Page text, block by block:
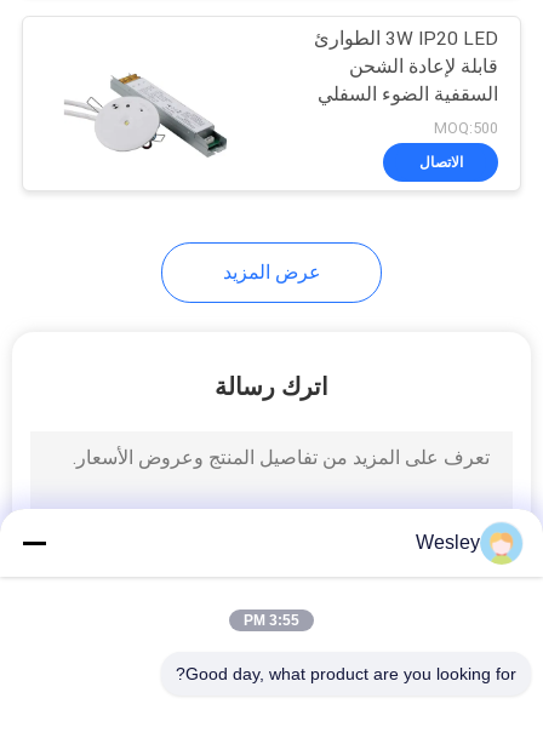
مصابيح طوارئ ذات
بقعة مزدوجة
علامات خروج الصمام
علامات خروج مزدوجة
من جانب
34
3W IP20 LED الطوارئ
قابلة لإعادة الشحن
السقفية الضوء السفلي
MOQ:500
الاتصال
عرض المزيد
اترك رسالة
Wesley
3:55 PM
Good day, what product are you looking for?